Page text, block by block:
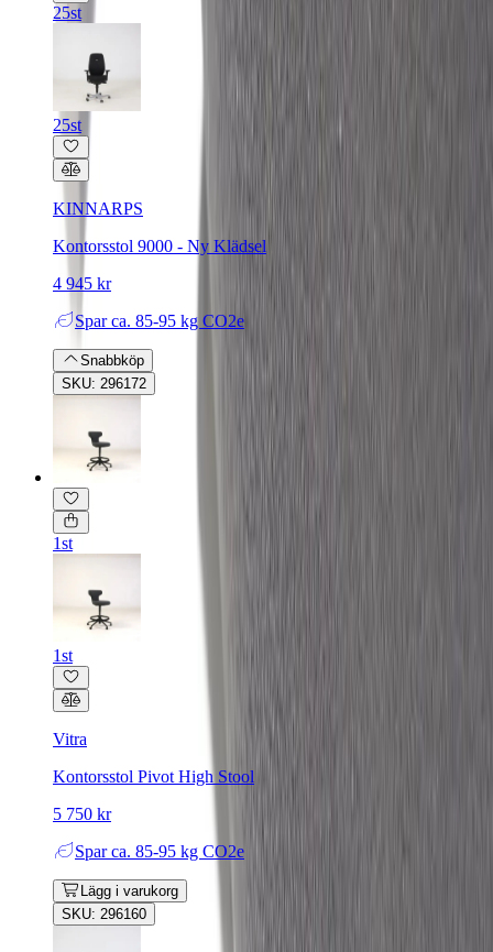
25st
25st
KINNARPS
Kontorsstol 9000 - Ny Klädsel
4 945 kr
Spar ca. 85-95 kg CO2e
Snabbköp
SKU: 296172
1st
1st
Vitra
Kontorsstol Pivot High Stool
5 750 kr
Spar ca. 85-95 kg CO2e
Lägg i varukorg
SKU: 296160